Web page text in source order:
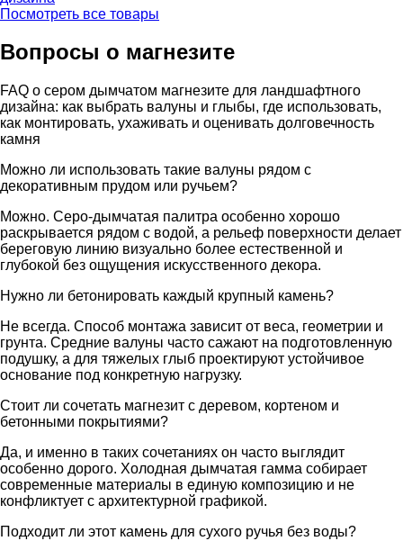
Посмотреть все товары
Вопросы о магнезите
FAQ о сером дымчатом магнезите для ландшафтного
дизайна: как выбрать валуны и глыбы, где использовать,
как монтировать, ухаживать и оценивать долговечность
камня
Можно ли использовать такие валуны рядом с
декоративным прудом или ручьем?
Можно. Серо-дымчатая палитра особенно хорошо
раскрывается рядом с водой, а рельеф поверхности делает
береговую линию визуально более естественной и
глубокой без ощущения искусственного декора.
Нужно ли бетонировать каждый крупный камень?
Не всегда. Способ монтажа зависит от веса, геометрии и
грунта. Средние валуны часто сажают на подготовленную
подушку, а для тяжелых глыб проектируют устойчивое
основание под конкретную нагрузку.
Стоит ли сочетать магнезит с деревом, кортеном и
бетонными покрытиями?
Да, и именно в таких сочетаниях он часто выглядит
особенно дорого. Холодная дымчатая гамма собирает
современные материалы в единую композицию и не
конфликтует с архитектурной графикой.
Подходит ли этот камень для сухого ручья без воды?